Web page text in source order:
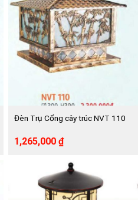
Đèn Trụ Cổng cây trúc NVT 110
Giá
gốc
2,300,000 ₫.
1,265,000 ₫Giá
hiện
tại
là:
1,265,000 ₫.